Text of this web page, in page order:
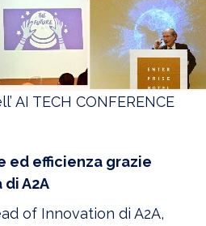
AI TECH CONFERENCE
ed efficienza grazie
di A2A
of Innovation di A2A,